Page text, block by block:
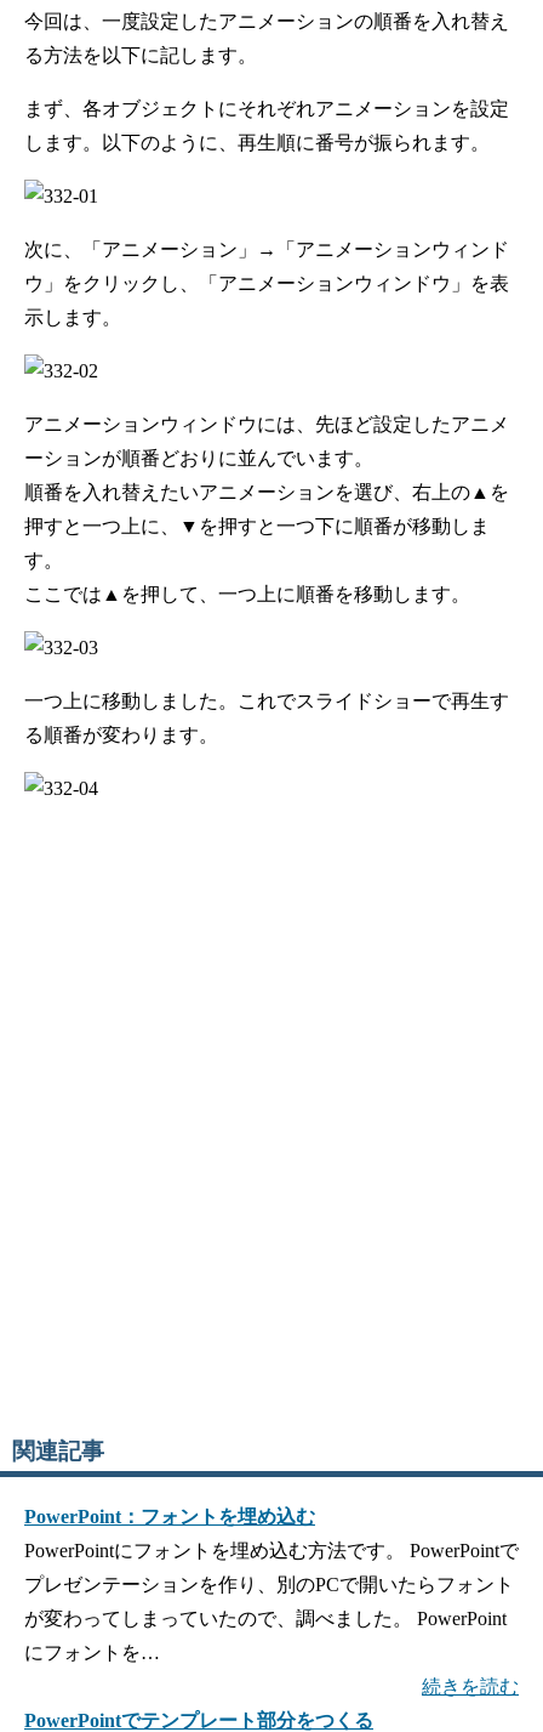
今回は、一度設定したアニメーションの順番を入れ替え
る方法を以下に記します。
まず、各オブジェクトにそれぞれアニメーションを設定
します。以下のように、再生順に番号が振られます。
次に、「アニメーション」→「アニメーションウィンド
ウ」をクリックし、「アニメーションウィンドウ」を表
示します。
アニメーションウィンドウには、先ほど設定したアニメ
ーションが順番どおりに並んでいます。
順番を入れ替えたいアニメーションを選び、右上の▲を
押すと一つ上に、▼を押すと一つ下に順番が移動しま
す。
ここでは▲を押して、一つ上に順番を移動します。
一つ上に移動しました。これでスライドショーで再生す
る順番が変わります。
関連記事
PowerPoint：フォントを埋め込む
PowerPointにフォントを埋め込む方法です。 PowerPointで
プレゼンテーションを作り、別のPCで開いたらフォント
が変わってしまっていたので、調べました。 PowerPoint
にフォントを…
続きを読む
PowerPointでテンプレート部分をつくる